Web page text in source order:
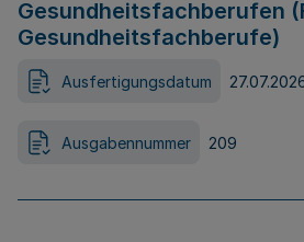
Gesundheitsfachberufen
Gesundheitsfachberufe)
Ausfertigungsdatum
Ausgabennummer 209